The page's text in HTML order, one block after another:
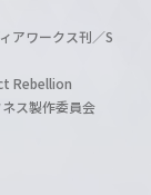
アワークス刊／S
Rebellion
ス製作委員会